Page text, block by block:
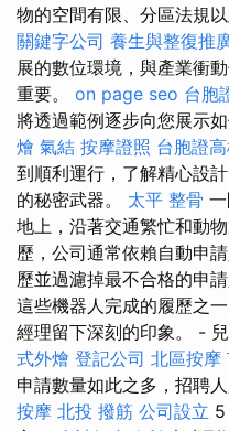
物的空間有限、分區法規
關鍵字公司 養生與整復推
展的數位環境，與產業衝
重要。 on page seo 台胞
將透過範例逐步向您展示
燴 氣結 按摩證照 台胞證
到順利運行，了解精心設
的秘密武器。 太平 整骨
地上，沿著交通繁忙和動
歷，公司通常依賴自動申
歷並過濾掉最不合格的申
這些機器人完成的履歷之
經理留下深刻的印象。 -
式外燴 登記公司 北區按摩
申請數量如此之多，招聘
按摩 北投 撥筋 公司設立